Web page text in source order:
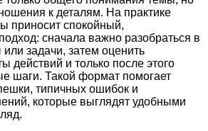
к деталям. На практике
приносит спокойный,
сначала важно разобраться в
задачи, затем оценить
действий и только после этого
шаги. Такой формат помогает
типичных ошибок и
которые выглядят удобными